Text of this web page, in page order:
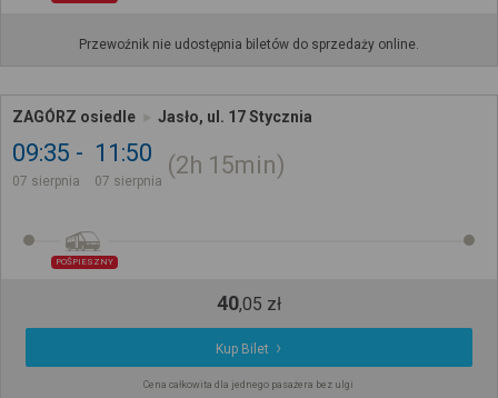
Przewoźnik nie udostępnia biletów do sprzedaży online.
ZAGÓRZ osiedle Jasło, ul. 17 Stycznia
09:35
07 sierpnia
11:50
07 sierpnia
2h 15min
POŚPIESZNY
40,05 zł
Kup Bilet
Cena całkowita dla jednego pasażera bez ulgi